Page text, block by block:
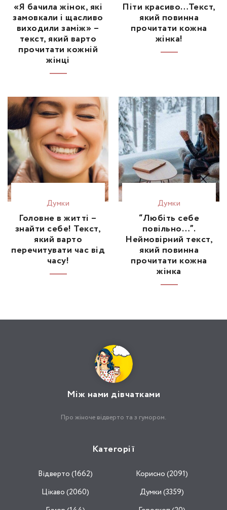
«Я бачила жінок, які
замовкали і щасливо
виходили заміж» –
текст, який варто
прочитати кожній
жінці
Піти красиво…Текст,
який повинна
прочитати кожна
жінка!
Думки
Головне в житті –
знайти себе! Текст,
який варто
перечитувати час від
часу!
Думки
“Любіть себе
повільно…”.
Неймовірний текст,
який повинна
прочитати кожна
жінка
Між нами дівчатками
Про жіноче відверто та з гумором.
Категорії
Відвертo (1662)
Корисно (2091)
Цікаво (2060)
Думки (3359)